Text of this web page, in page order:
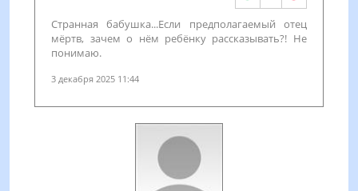
Странная бабушка...Если предполагаемый отец
мёртв, зачем о нём ребёнку рассказывать?! Не
понимаю.
3 декабря 2025 11:44